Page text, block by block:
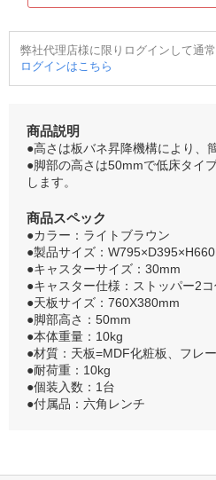
弊社代理店様に限りログインして通
ログインはこちら
商品説明
●高さは板バネ昇降機構により、
●脚部の高さは50mmで低床タイ
します。
商品スペック
●カラー：ライトブラウン
●製品サイズ：
●キャスターサイズ：30mm
●キャスター仕様：ストッパー2
●天板サイズ：760X380mm
●脚部高さ：50mm
●本体重量：10kg
●材質：天板=MDF化粧板、フレ
●耐荷重：10kg
●個装入数：1台
●付属品：六角レンチ